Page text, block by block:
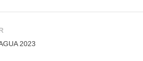
2023